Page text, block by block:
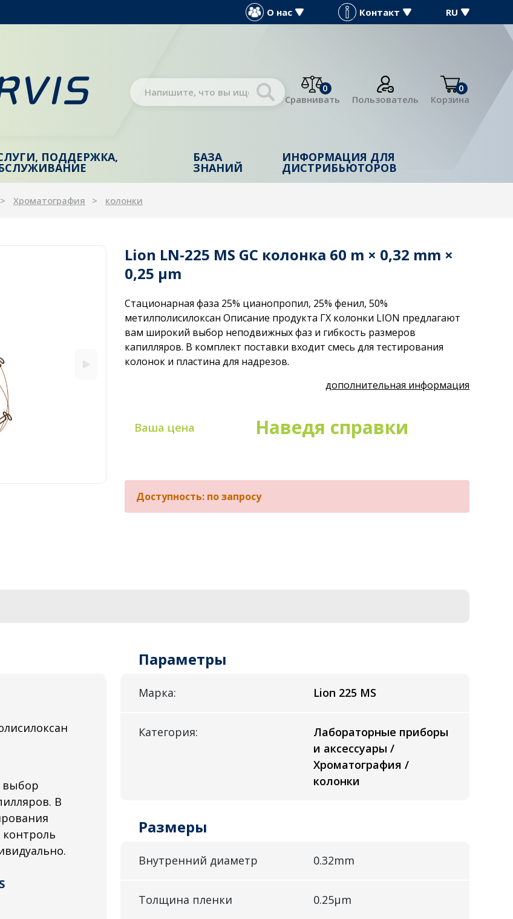
О нас Контакт RU
0
Сравнивать
Пользователь
0
Корзина
ПОДДЕРЖКА, БАЗА
ЗНАНИЙ
ИНФОРМАЦИЯ ДЛЯ
ДИСТРИБЬЮТОРОВ
Хроматография колонки
Lion LN-225 MS GC колонка 60 m × 0,32 mm ×
0,25 µm
Стационарная фаза 25% цианопропил, 25% фенил, 50%
метилполисилоксан Описание продукта ГХ колонки LION предлагают
вам широкий выбор неподвижных фаз и гибкость размеров
капилляров. В комплект поставки входит смесь для тестирования
колонок и пластина для надрезов.
дополнительная информация
Ваша цена Наведя справки
Доступность: по запросу
выбор
В
контроль
Параметры
Марка: Lion 225 MS
Категория:
Лабораторные приборы
и аксессуары /
Хроматография /
колонки
Размеры
Внутренний диаметр 0.32mm
Толщина пленки 0.25µm